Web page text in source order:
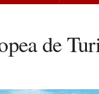
de